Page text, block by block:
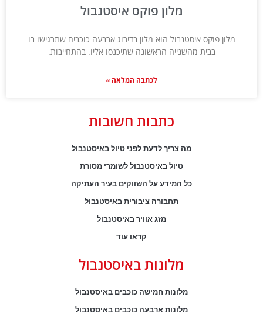
מלון פוקס איסטנבול
מלון פוקס איסטנבול הוא מלון בדירוג ארבעה כוכבים שתרגישו בו
בבית מהשנייה הראשונה שתיכנסו אליו. בהתחייבות.
לכתבה המלאה »
כתבות חשובות
מה צריך לדעת לפני טיול באיסטנבול
טיול באיסטנבול לשומרי מסורת
כל המידע על השווקים בעיר העתיקה
תחבורה ציבורית באיסטנבול
מזג אוויר באיסטנבול
קראו עוד
מלונות באיסטנבול
מלונות חמישה כוכבים באיסטנבול
מלונות ארבעה כוכבים באיסטנבול